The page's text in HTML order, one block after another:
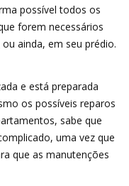
possível todos os
forem necessários
ainda, em seu prédio.
e está preparada
os possíveis reparos
sabe que
uma vez que
que as manutenções